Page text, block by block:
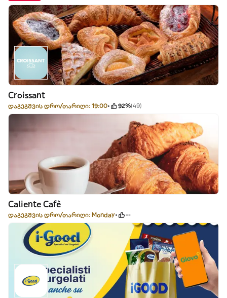
Croissant
დაგეგმვის დრო/თარიღი: 19:00 92%(49)
Caliente Cafè
დაგეგმვის დრო/თარიღი: Monday --